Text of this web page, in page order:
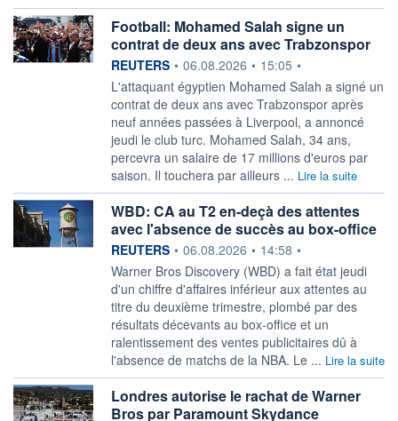
Football: Mohamed Salah signe un
contrat de deux ans avec Trabzonspor
information fournie par
REUTERS • 06.08.2026 • 15:05 •
L'attaquant égyptien ‌Mohamed Salah a signé un
contrat ​de deux ans avec Trabzonspor après
neuf années passées à Liverpool, a ​annoncé
jeudi le club turc. Mohamed Salah, 34 ans, ​
percevra un salaire de ⁠17 millions d'euros par
saison. ‌Il touchera par ailleurs ... Lire la suite
WBD: CA au T2 en-deçà des attentes
avec l'absence de succès au box-office
information fournie par
REUTERS • 06.08.2026 • 14:58 •
Warner Bros Discovery (WBD) a fait état jeudi
‌d'un chiffre d'affaires inférieur aux attentes au
titre du deuxième trimestre, plombé par des
résultats ​décevants au box-office et un
ralentissement des ventes publicitaires dû à
l'absence de matchs de la NBA. Le ... Lire la suite
Londres autorise le rachat de Warner
Bros par Paramount Skydance